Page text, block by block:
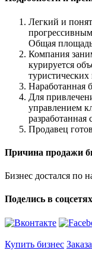
Легкий и
Общая
Компания
курируется
Наработанная
Для
управлением
разработанная
Продавец
Причина продажи
Бизнес достался по
Поделись в
Купить бизнес